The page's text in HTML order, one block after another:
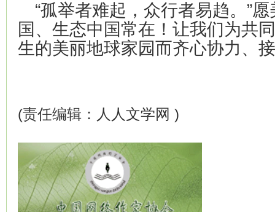
“孤举者难起，众行者易趋。”
国、生态中国常在！让我们为共
生的美丽地球家园而齐心协力、
(责任编辑：人人文学网 )